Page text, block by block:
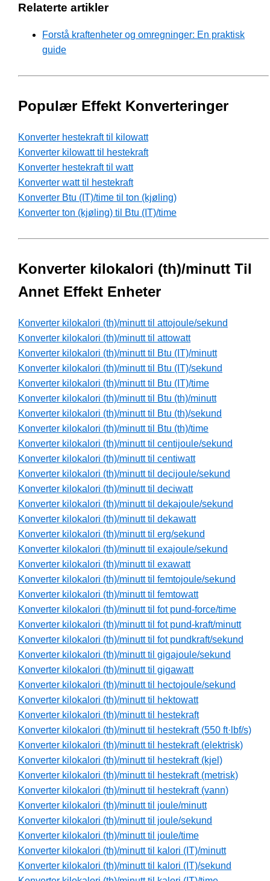
Relaterte artikler
Forstå kraftenheter og omregninger: En praktisk
guide
Populær Effekt Konverteringer
Konverter hestekraft til kilowatt
Konverter kilowatt til hestekraft
Konverter hestekraft til watt
Konverter watt til hestekraft
Konverter Btu (IT)/time til ton (kjøling)
Konverter ton (kjøling) til Btu (IT)/time
Konverter kilokalori (th)/minutt Til
Annet Effekt Enheter
Konverter kilokalori (th)/minutt til attojoule/sekund
Konverter kilokalori (th)/minutt til attowatt
Konverter kilokalori (th)/minutt til Btu (IT)/minutt
Konverter kilokalori (th)/minutt til Btu (IT)/sekund
Konverter kilokalori (th)/minutt til Btu (IT)/time
Konverter kilokalori (th)/minutt til Btu (th)/minutt
Konverter kilokalori (th)/minutt til Btu (th)/sekund
Konverter kilokalori (th)/minutt til Btu (th)/time
Konverter kilokalori (th)/minutt til centijoule/sekund
Konverter kilokalori (th)/minutt til centiwatt
Konverter kilokalori (th)/minutt til decijoule/sekund
Konverter kilokalori (th)/minutt til deciwatt
Konverter kilokalori (th)/minutt til dekajoule/sekund
Konverter kilokalori (th)/minutt til dekawatt
Konverter kilokalori (th)/minutt til erg/sekund
Konverter kilokalori (th)/minutt til exajoule/sekund
Konverter kilokalori (th)/minutt til exawatt
Konverter kilokalori (th)/minutt til femtojoule/sekund
Konverter kilokalori (th)/minutt til femtowatt
Konverter kilokalori (th)/minutt til fot pund-force/time
Konverter kilokalori (th)/minutt til fot pund-kraft/minutt
Konverter kilokalori (th)/minutt til fot pundkraft/sekund
Konverter kilokalori (th)/minutt til gigajoule/sekund
Konverter kilokalori (th)/minutt til gigawatt
Konverter kilokalori (th)/minutt til hectojoule/sekund
Konverter kilokalori (th)/minutt til hektowatt
Konverter kilokalori (th)/minutt til hestekraft
Konverter kilokalori (th)/minutt til hestekraft (550 ft·lbf/s)
Konverter kilokalori (th)/minutt til hestekraft (elektrisk)
Konverter kilokalori (th)/minutt til hestekraft (kjel)
Konverter kilokalori (th)/minutt til hestekraft (metrisk)
Konverter kilokalori (th)/minutt til hestekraft (vann)
Konverter kilokalori (th)/minutt til joule/minutt
Konverter kilokalori (th)/minutt til joule/sekund
Konverter kilokalori (th)/minutt til joule/time
Konverter kilokalori (th)/minutt til kalori (IT)/minutt
Konverter kilokalori (th)/minutt til kalori (IT)/sekund